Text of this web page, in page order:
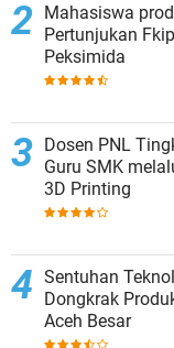
Mahasiswa
Pertunjukan
Peksimida
Dosen PNL
Guru SMK
3D Printing
Sentuhan
Dongkrak
Aceh Besar